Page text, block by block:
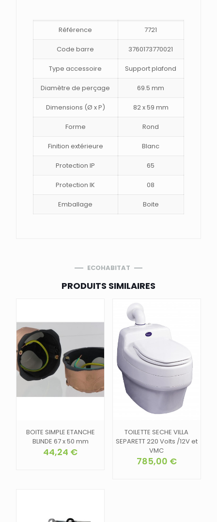
Référence 7721
Code barre 3760173770021
Type accessoire Support plafond
Diamètre de perçage 69.5 mm
Dimensions (Ø x P) 82 x 59 mm
Forme Rond
Finition extérieure Blanc
Protection IP 65
Protection IK 08
Emballage Boite
ECOHABITAT
PRODUITS SIMILAIRES
BOITE SIMPLE ETANCHE
BLINDE 67 x 50 mm
44,24 €
TOILETTE SECHE VILLA
SEPARETT 220 Volts /12V et
VMC
785,00 €